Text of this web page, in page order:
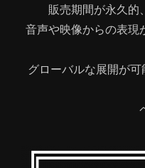
⑤音声や映像からの表
⑥グローバルな展開が